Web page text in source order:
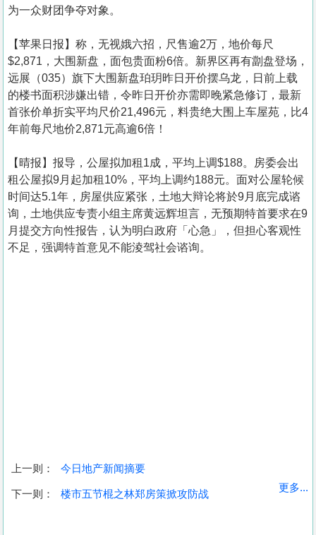
收
为一众财团争夺对象。
【苹果日报】称，无视娥六招，尺售逾2万，地价每尺
$2,871，大围新盘，面包贵面粉6倍。新界区再有劏盘登场，
远展（035）旗下大围新盘珀玥昨日开价摆乌龙，日前上载
的楼书面积涉嫌出错，令昨日开价亦需即晚紧急修订，最新
首张价单折实平均尺价21,496元，料贵绝大围上车屋苑，比4
年前每尺地价2,871元高逾6倍！
【晴报】报导，公屋拟加租1成，平均上调$188。房委会出
租公屋拟9月起加租10%，平均上调约188元。面对公屋轮候
时间达5.1年，房屋供应紧张，土地大辩论将於9月底完成谘
询，土地供应专责小组主席黄远辉坦言，无预期特首要求在9
月提交方向性报告，认为明白政府「心急」，但担心客观性
不足，强调特首意见不能淩驾社会谘询。
上一则： 今日地产新闻摘要
下一则： 楼市五节棍之林郑房策掀攻防战
更多...